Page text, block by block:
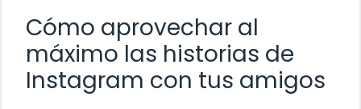
Cómo aprovechar al
máximo las historias de
Instagram con tus amigos